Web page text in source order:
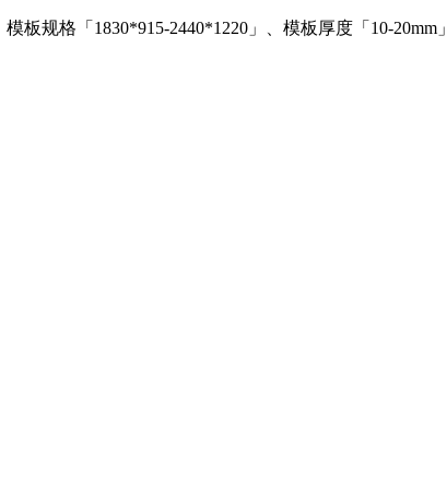
规格「1830*915-2440*1220」、模板厚度「10-20mm」